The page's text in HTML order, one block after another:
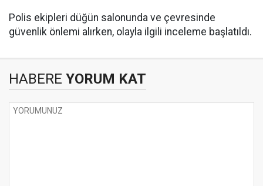
Polis ekipleri düğün salonunda ve çevresinde
güvenlik önlemi alırken, olayla ilgili inceleme başlatıldı.
HABERE YORUM KAT